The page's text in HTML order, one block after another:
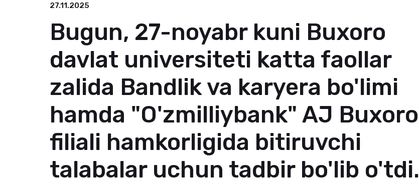
27.11.2025
Bugun, 27-noyabr kuni Buxoro
davlat universiteti katta faollar
zalida Bandlik va karyera bo'limi
hamda "O'zmilliybank" AJ Buxoro
filiali hamkorligida bitiruvchi
talabalar uchun tadbir bo'lib o'tdi.